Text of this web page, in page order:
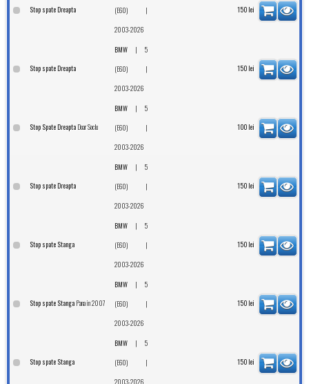
Stop spate Dreapta
(E60) |
2003-2026
150 lei
Stop spate Dreapta
BMW |5
(E60) |
2003-2026
150 lei
Stop Spate Dreapta Doar Soclu
BMW |5
(E60) |
2003-2026
100 lei
Stop spate Dreapta
BMW |5
(E60) |
2003-2026
150 lei
Stop spate Stanga
BMW |5
(E60) |
2003-2026
150 lei
Stop spate Stanga Pana in 2007
BMW |5
(E60) |
2003-2026
150 lei
Stop spate Stanga
BMW |5
(E60) |
2003-2026
150 lei